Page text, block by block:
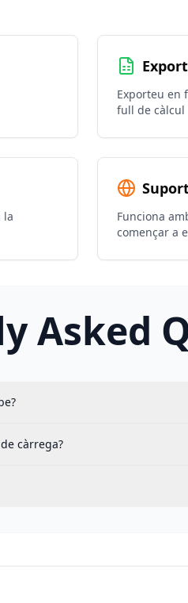
Exporteu en
full de càlcul
la
Funciona
començar a
Asked
càrrega?